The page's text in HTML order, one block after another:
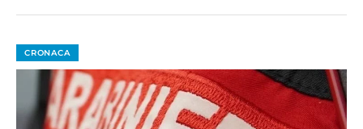
CRONACA